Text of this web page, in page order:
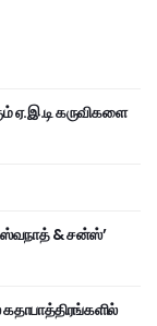
ஏ.இ.டி கருவிகளை
& சன்ஸ்’